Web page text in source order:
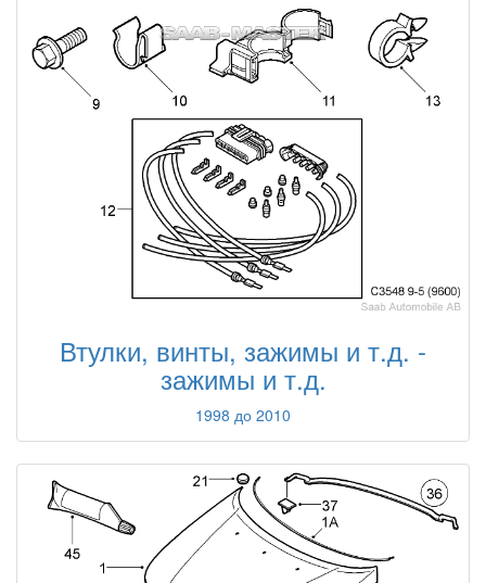
Втулки, винты, зажимы и т.д. -
зажимы и т.д.
1998 до 2010